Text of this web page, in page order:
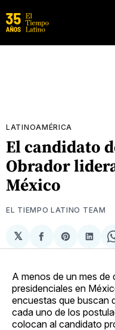
LATINOAMÉRICA
El candidato
Obrador
México
EL TIEMPO LATINO TEAM
𝕏
Compartir
en
Share
on
en
A menos de un mes de
presidenciales en
encuestas que buscan
cada uno de los
colocan al candidato